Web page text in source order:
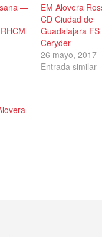
—
EM Alovera
CD Ciudad de
Guadalajara FS
Ceryder
26 mayo, 2017
Entrada similar